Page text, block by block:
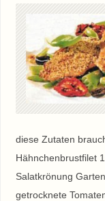
diese Zutaten
Hähnchenbrustfilet
Salatkrönung
getrocknete